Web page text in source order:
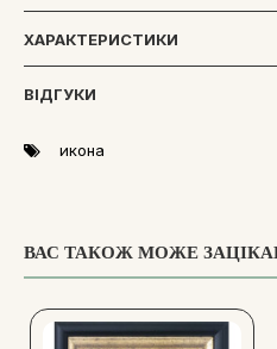
одним із найближчих до
ХАРАКТЕРИСТИКИ
ВІДГУКИ
икона
ВАС ТАКОЖ МОЖЕ